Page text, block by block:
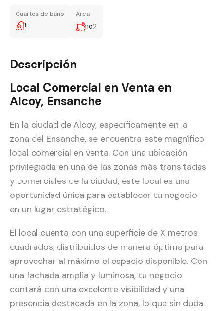
Cuartos de baño
1
Área
1102
Descripción
Local Comercial en Venta en
Alcoy, Ensanche
En la ciudad de Alcoy, específicamente en la
zona del Ensanche, se encuentra este magnífico
local comercial en venta. Con una ubicación
privilegiada en una de las zonas más transitadas
y comerciales de la ciudad, este local es una
oportunidad única para establecer tu negocio
en un lugar estratégico.
El local cuenta con una superficie de X metros
cuadrados, distribuidos de manera óptima para
aprovechar al máximo el espacio disponible. Con
una fachada amplia y luminosa, tu negocio
contará con una excelente visibilidad y una
presencia destacada en la zona, lo que sin duda